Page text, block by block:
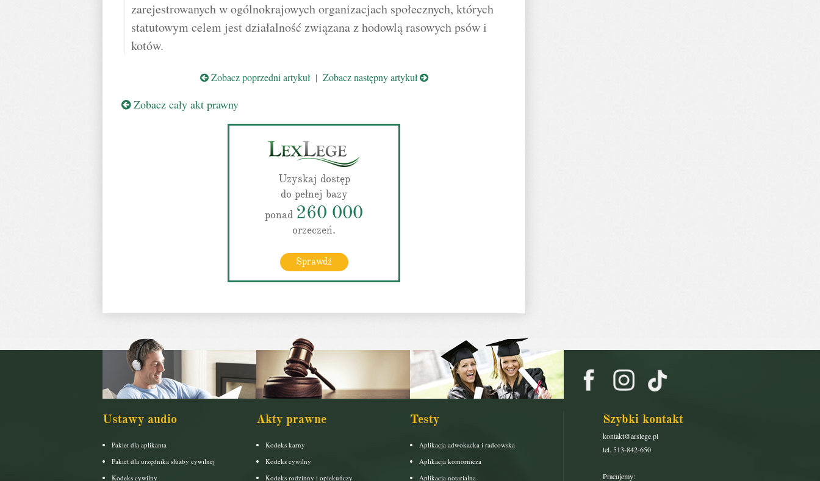
zarejestrowanych w ogólnokrajowych organizacjach społecznych, których
statutowym celem jest działalność związana z hodowlą rasowych psów i
kotów.
Zobacz poprzedni artykuł| Zobacz następny artykuł
Zobacz cały akt prawny
Uzyskaj dostęp
do pełnej bazy
ponad 260 000
orzeczeń.
Sprawdź
Ustawy audio
Pakiet dla aplikanta
Pakiet dla urzędnika służby cywilnej
Kodeks cywilny
Akty prawne
Kodeks karny
Kodeks cywilny
Kodeks rodzinny i opiekuńczy
Testy
Aplikacja adwokacka i radcowska
Aplikacja komornicza
Aplikacja notarialna
Szybki kontakt
kontakt@arslege.pl
tel. 513-842-650
Pracujemy: